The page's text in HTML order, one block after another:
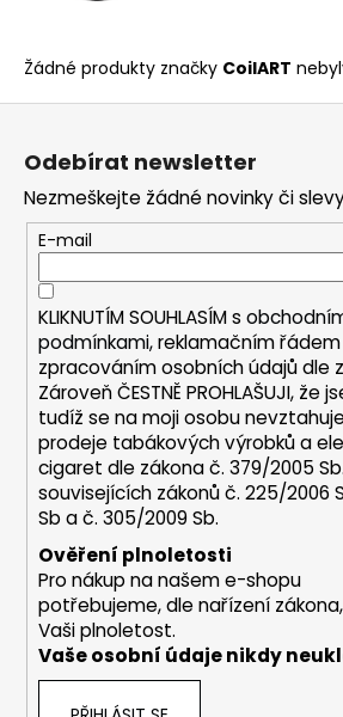
Žádné produkty značky CoilART
e
t
n
a
j
?
HLEDAT
D
o
p
o
u
Odebírat newsletter
Nezmeškejte žádné novinky či
E-mail
KLIKNUTÍM SOUHLASÍM s
podmínkami,reklamačním
zpracováním osobních údajů dle
Zároveň ČESTNĚ PROHLAŠUJI, že
tudíž se na moji osobu
prodeje tabákových výrobků a
cigaret dle zákona č. 379/2005
souvisejících zákonů č. 225/2006
Sb a č. 305/2009 Sb.
Ověření plnoletosti
Pro nákup na našem e-shopu
potřebujeme, dle nařízení
Vaši plnoletost.
Vaše osobní údaje nikdy